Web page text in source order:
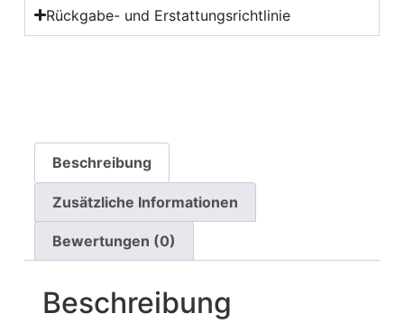
Rückgabe- und Erstattungsrichtlinie
Beschreibung
Zusätzliche Informationen
Bewertungen (0)
Beschreibung